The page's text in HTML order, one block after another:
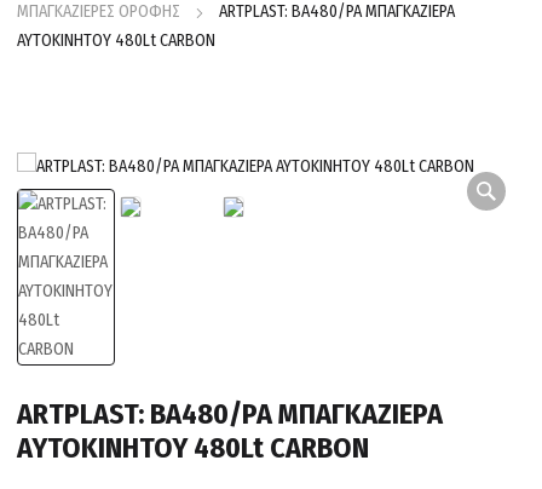
ΜΠΑΓΚΑΖΙΕΡΕΣ ΟΡΟΦΗΣ
ARTPLAST: BA480/PA ΜΠΑΓΚΑΖΙΕΡΑ
ΑΥΤΟΚΙΝΗΤΟΥ 480Lt CARBON
ARTPLAST: BA480/PA ΜΠΑΓΚΑΖΙΕΡΑ
ΑΥΤΟΚΙΝΗΤΟΥ 480Lt CARBON